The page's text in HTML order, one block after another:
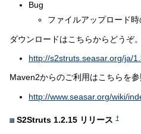
Bug
ファイルアップロード
ダウンロードはこちらからどうぞ。
http://s2struts.seasar.org/ja/
Maven2からのご利用はこちらを参
http://www.seasar.org/wiki/
S2Struts 1.2.15 リリース †